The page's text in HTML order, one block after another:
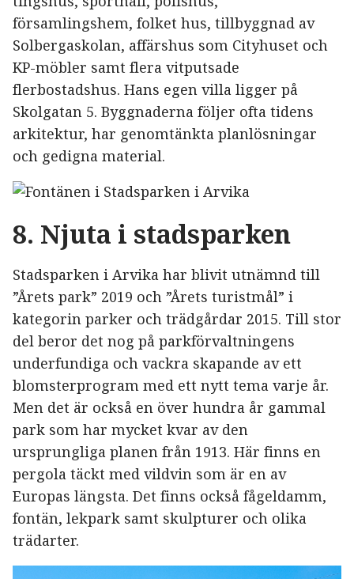
församlingshem, folket hus, tillbyggnad av
Solbergaskolan, affärshus som Cityhuset och
KP-möbler samt flera vitputsade
flerbostadshus. Hans egen villa ligger på
Skolgatan 5. Byggnaderna följer ofta tidens
arkitektur, har genomtänkta planlösningar
och gedigna material.
8. Njuta i stadsparken
Stadsparken i Arvika har blivit utnämnd till
”Årets park” 2019 och ”Årets turistmål” i
kategorin parker och trädgårdar 2015. Till stor
del beror det nog på parkförvaltningens
underfundiga och vackra skapande av ett
blomsterprogram med ett nytt tema varje år.
Men det är också en över hundra år gammal
park som har mycket kvar av den
ursprungliga planen från 1913. Här finns en
pergola täckt med vildvin som är en av
Europas längsta. Det finns också fågeldamm,
fontän, lekpark samt skulpturer och olika
trädarter.